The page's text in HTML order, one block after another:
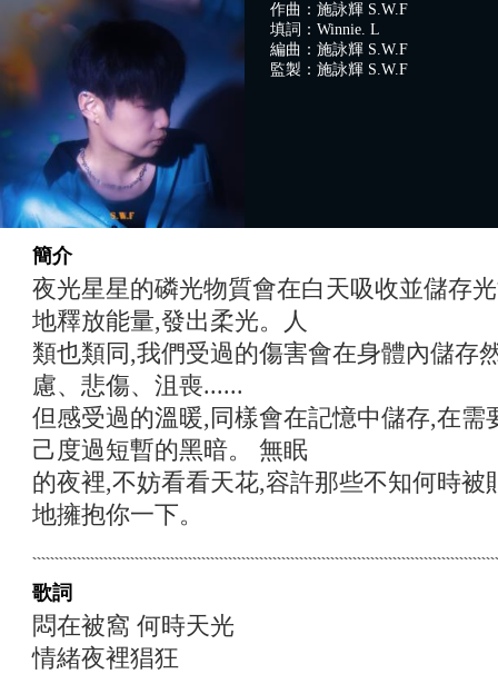
作曲：施詠輝 S.W.F
填詞：Winnie. L
編曲：施詠輝 S.W.F
監製：施詠輝 S.W.F
簡介
夜光星星的磷光物質會在白天吸收並儲存
地釋放能量,發出柔光。人
類也類同,我們受過的傷害會在身體內儲存
慮、悲傷、沮喪......
但感受過的溫暖,同樣會在記憶中儲存,在需
己度過短暫的黑暗。 無眠
的夜裡,不妨看看天花,容許那些不知何時被
地擁抱你一下。
歌詞
悶在被窩 何時天光
情緒夜裡猖狂